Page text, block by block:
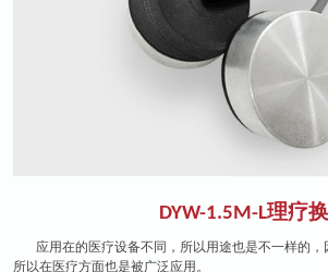
DYW-1.5 M-L理疗
应用在的医疗设备不同，所以用途也是不一样的，
所以在医疗方面也是被广泛应用。